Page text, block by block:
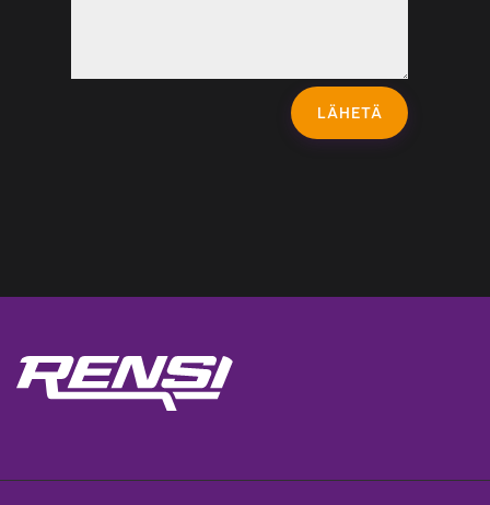
LÄHETÄ